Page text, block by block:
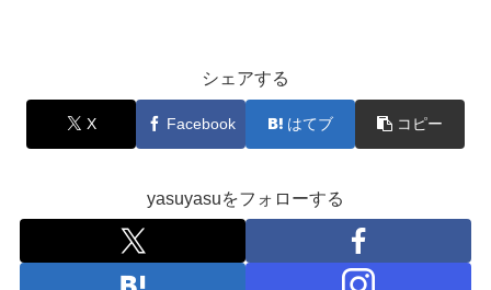
シェアする
X Facebook はてブ コピー
yasuyasuをフォローする